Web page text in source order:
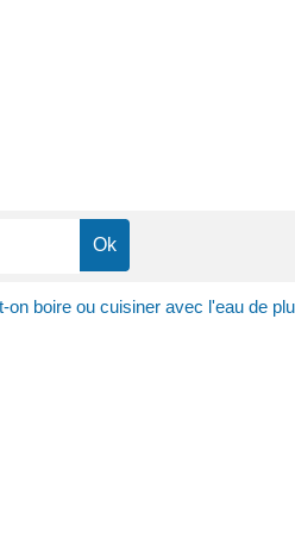
on boire ou cuisiner avec l'eau de